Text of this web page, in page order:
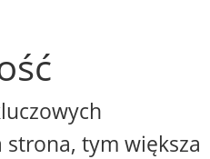
tym większa